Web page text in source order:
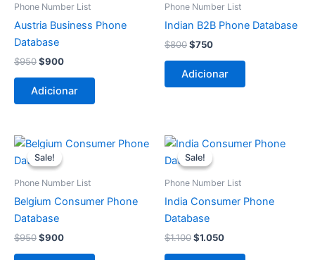
Phone Number List
Austria Business Phone
Database
$950
$950.
$900
$900.
Adicionar
Phone Number List
Indian B2B Phone Database
$800
$800.
$750
$750.
Adicionar
Sale!
Sale!
Phone Number List
Belgium Consumer Phone
Database
$950
O
preço
original
$950.
$900
O
$900.
Sale!
Sale!
Phone Number List
India Consumer Phone
Database
$1.100
O
preço
original
$1.100.
$1.050
O
$1.050.